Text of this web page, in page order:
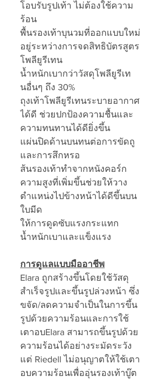
โอบรับรูปเท้า ไม่ต้องใช้ความ
ร้อน
พื้นรองเท้าบุนวมที่ออกแบบใหม่
อยู่ระหว่างการจดสิทธิบัตรสูตร
โพลียูรีเทน
น้ำหนักเบากว่าวัสดุโพลียูรีเท
นอื่นๆ ถึง 30%
ถุงเท้าโพลียูรีเทนระบายอากาศ
ได้ดี ช่วยปกป้องความชื้นและ
ความทนทานได้ดียิ่งขึ้น
แผ่นปิดด้านบนทนต่อการขัดถู
และการสึกหรอ
ส้นรองเท้าทำจากหนังคอร์ก
ความสูงที่เพิ่มขึ้นช่วยให้วาง
ตำแหน่งไปข้างหน้าได้ดีขึ้นบน
ใบมีด
ให้การดูดซับแรงกระแทก
น้ำหนักเบาและแข็งแรง
การดูแลแบบมืออาชีพ
Elara ถูกสร้างขึ้นโดยใช้วัสดุ
สำเร็จรูปและขึ้นรูปล่วงหน้า ซึ่ง
ขจัด/ลดความจำเป็นในการขึ้น
รูปด้วยความร้อนและการใช้
เตาอบElara สามารถขึ้นรูปด้วย
ความร้อนได้อย่างระมัดระวัง
แต่ Riedell ไม่อนุญาตให้ใช้เตา
อบความร้อนเพื่ออุ่นรองเท้าบู๊ต